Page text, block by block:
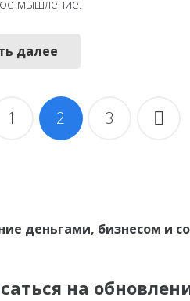
мышление.
далее
1 2 3
деньгами, бизнесом и
на